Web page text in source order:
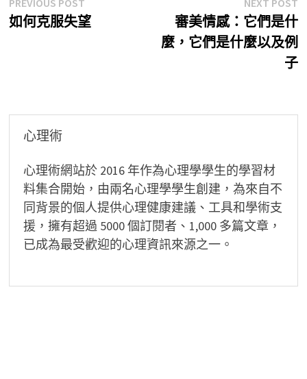
章
post:
如何克服失望
審美情感：它們是什
麼，它們是什麼以及例
子
心理術
心理術網站於 2016 年作為心理學學生的學習材
料集合開始，由兩名心理學學生創建，為來自不
同背景的個人提供心理健康建議、工具和學術支
援，擁有超過 5000 個訂閱者、1,000 多篇文章，
已成為最受歡迎的心理資訊來源之一。